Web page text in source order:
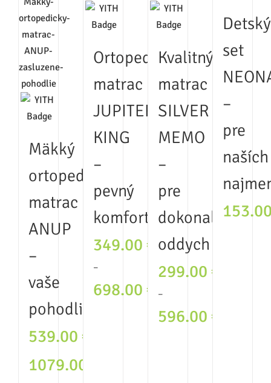
Mäkký
ortopedický
matrac
ANUP
–
vaše
pohodlie
539.00 €
1079.00
Ortopedický
matrac
JUPITER
KING
–
pevný
komfort
349.00 €
–
698.00 €
349.00 €
Kvalitný
matrac
SILVER
MEMO
–
pre
dokonalý
oddych
299.00 €
–
596.00 €
Detský
set
–
pre
naších